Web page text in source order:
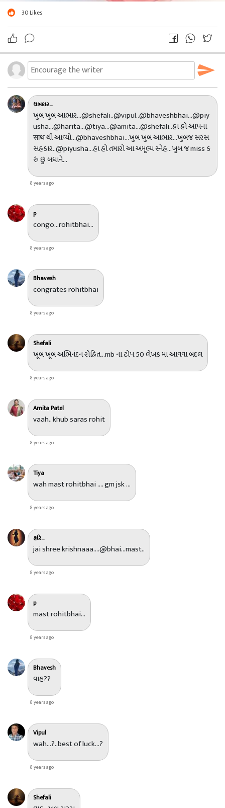
30Likes
ધબકાર...
ખુબ ખુબ આભાર...@shefali..@vipul..@bhaveshbhai...@piy
usha...@harita...@tiya...@amita...@shefali..હા હો આપના
साथ થી આવ્યો...@bhaveshbhai...ખુબ ખુબ આભાર...ખુબજ સરસ
સહકાર..@piyusha...હા હો તમારો આ અમૂલ્ય સ્નેહ...ખુબ જ miss ક
રું છું બધાને...
8 years ago
p
congo...rohitbhai...
8 years ago
Bhavesh
congrates rohitbhai
8 years ago
Shefali
ખૂબ ખૂબ અભિનંદન રોહિત...mb ના ટોપ 50 લેખક માં આવવા બદલ
8 years ago
Amita Patel
vaah.. khub saras rohit
8 years ago
Tiya
wah mast rohitbhai .... gm jsk ...
8 years ago
હરિ...
jai shree krishnaaa....@bhai...mast..
8 years ago
p
mast rohitbhai...
8 years ago
Bhavesh
વાહ??
8 years ago
Vipul
wah...?..best of luck...?
8 years ago
Shefali